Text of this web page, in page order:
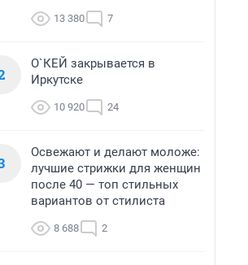
13 380 7
О`КЕЙ закрывается в
Иркутске
10 920 24
Освежают и делают моложе:
лучшие стрижки для женщин
после 40 — топ стильных
вариантов от стилиста
8 688 2